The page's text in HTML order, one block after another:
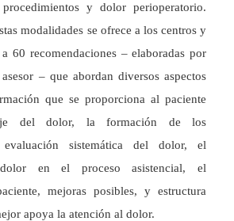
y dolor perioperatorio.
modalidades se ofrece a los centros y
60 recomendaciones – elaboradas por
– que abordan diversos aspectos
que se proporciona al paciente
del dolor, la formación de los
evaluación sistemática del dolor, el
en el proceso asistencial, el
mejoras posibles, y estructura
apoya la atención al dolor.